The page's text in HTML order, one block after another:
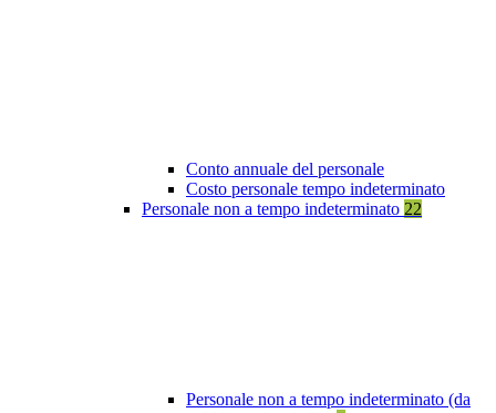
Conto annuale del personale
Costo personale tempo indeterminato
Personale non a tempo indeterminato 22
Personale non a tempo indeterminato (da